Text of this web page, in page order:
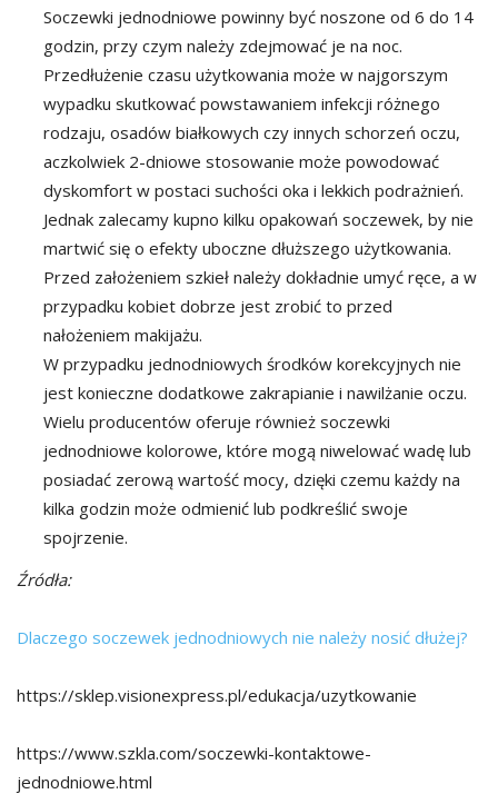
Soczewki jednodniowe powinny być noszone od 6 do 14
godzin, przy czym należy zdejmować je na noc.
Przedłużenie czasu użytkowania może w najgorszym
wypadku skutkować powstawaniem infekcji różnego
rodzaju, osadów białkowych czy innych schorzeń oczu,
aczkolwiek 2-dniowe stosowanie może powodować
dyskomfort w postaci suchości oka i lekkich podrażnień.
Jednak zalecamy kupno kilku opakowań soczewek, by nie
martwić się o efekty uboczne dłuższego użytkowania.
Przed założeniem szkieł należy dokładnie umyć ręce, a w
przypadku kobiet dobrze jest zrobić to przed
nałożeniem makijażu.
W przypadku jednodniowych środków korekcyjnych nie
jest konieczne dodatkowe zakrapianie i nawilżanie oczu.
Wielu producentów oferuje również soczewki
jednodniowe kolorowe, które mogą niwelować wadę lub
posiadać zerową wartość mocy, dzięki czemu każdy na
kilka godzin może odmienić lub podkreślić swoje
spojrzenie.
Źródła:
Dlaczego soczewek jednodniowych nie należy nosić dłużej?
https://sklep.visionexpress.pl/edukacja/uzytkowanie
https://www.szkla.com/soczewki-kontaktowe-
jednodniowe.html